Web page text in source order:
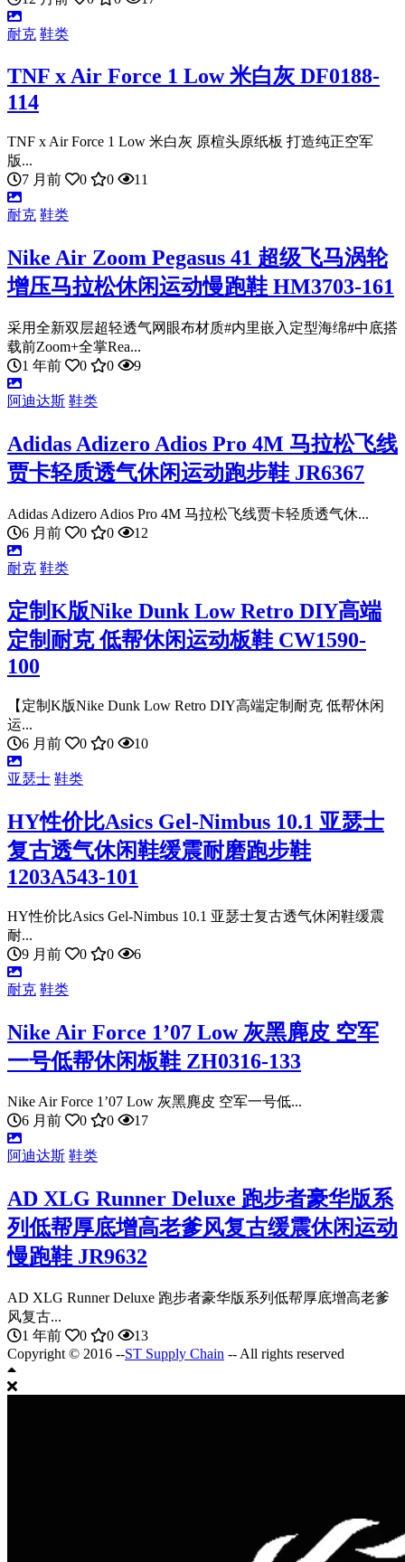
耐克 鞋类
TNF x Air Force 1 Low 米白灰 DF0188-
114
TNF x Air Force 1 Low 米白灰 原楦头原纸板 打造纯正空军
版...
7 月前
0 0 11
耐克 鞋类
Nike Air Zoom Pegasus 41 超级飞马涡轮
增压马拉松休闲运动慢跑鞋 HM3703-161
采用全新双层超轻透气网眼布材质#内里嵌入定型海绵#中底搭
载前Zoom+全掌Rea...
1 年前
0 0 9
阿迪达斯 鞋类
Adidas Adizero Adios Pro 4M 马拉松飞线
贾卡轻质透气休闲运动跑步鞋 JR6367
Adidas Adizero Adios Pro 4M 马拉松飞线贾卡轻质透气休...
6 月前
0 0 12
耐克 鞋类
定制K版Nike Dunk Low Retro DIY高端
定制耐克 低帮休闲运动板鞋 CW1590-
100
【定制K版Nike Dunk Low Retro DIY高端定制耐克 低帮休闲
运...
6 月前
0 0 10
亚瑟士 鞋类
HY性价比Asics Gel-Nimbus 10.1 亚瑟士
复古透气休闲鞋缓震耐磨跑步鞋
1203A543-101
HY性价比Asics Gel-Nimbus 10.1 亚瑟士复古透气休闲鞋缓震
耐...
9 月前
0 0 6
耐克 鞋类
Nike Air Force 1’07 Low 灰黑麂皮 空军
一号低帮休闲板鞋 ZH0316-133
Nike Air Force 1’07 Low 灰黑麂皮 空军一号低...
6 月前
0 0 17
阿迪达斯 鞋类
AD XLG Runner Deluxe 跑步者豪华版系
列低帮厚底增高老爹风复古缓震休闲运动
慢跑鞋 JR9632
AD XLG Runner Deluxe 跑步者豪华版系列低帮厚底增高老爹
风复古...
1 年前
0 0
13
Copyright © 2016 --ST Supply Chain -- All rights reserved